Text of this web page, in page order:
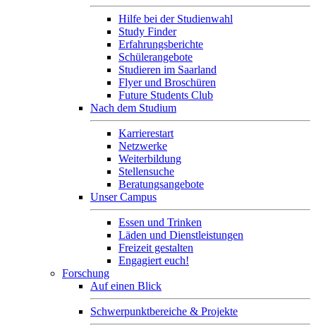
Hilfe bei der Studienwahl
Study Finder
Erfahrungsberichte
Schülerangebote
Studieren im Saarland
Flyer und Broschüren
Future Students Club
Nach dem Studium
Karrierestart
Netzwerke
Weiterbildung
Stellensuche
Beratungsangebote
Unser Campus
Essen und Trinken
Läden und Dienstleistungen
Freizeit gestalten
Engagiert euch!
Forschung
Auf einen Blick
Schwerpunktbereiche & Projekte